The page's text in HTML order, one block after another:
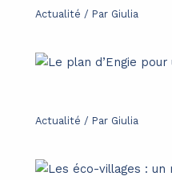
Actualité / Par Giulia
Actualité / Par Giulia